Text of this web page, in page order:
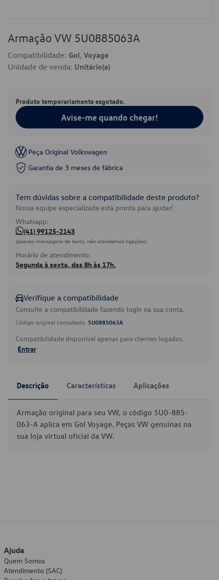
Armação VW 5U0885063A
Compatibilidade: Gol, Voyage
Unidade de venda: Unitário(a)
Produto temporariamente esgotado.
Avise-me quando chegar!
Peça Original Volkswagen
Garantia de 3 meses de fábrica
Tem dúvidas sobre a compatibilidade deste produto?
Nossa equipe especializada está pronta para ajudar!
Whatsapp:
(41) 99125-2143
(apenas mensagens de texto, não atendemos ligações)
Horário de atendimento:
Segunda à sexta, das 8h às 17h.
Verifique a compatibilidade
Consulte a compatibilidade fazendo login na sua conta.
Código original consultado: 5U0885063A
Compatibilidade disponível apenas para clientes logados.
Entrar
Descrição Características Aplicações
Armação original para seu VW, o código 5U0-885-
063-A aplica em Gol Voyage. Peças VW genuínas na
sua loja virtual oficial da VW.
Ajuda
Quem Somos
Atendimento (SAC)